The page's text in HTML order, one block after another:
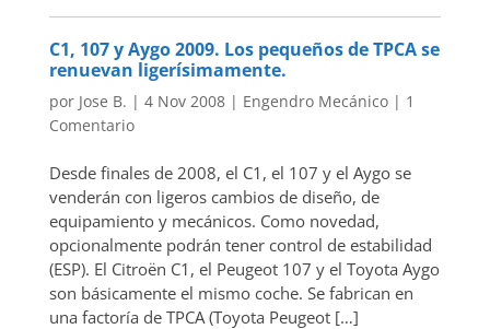
C1, 107 y Aygo 2009. Los pequeños de TPCA se
renuevan ligerísimamente.
por Jose B. | 4 Nov 2008| Engendro Mecánico| 1
Comentario
Desde finales de 2008, el C1, el 107 y el Aygo se
venderán con ligeros cambios de diseño, de
equipamiento y mecánicos. Como novedad,
opcionalmente podrán tener control de estabilidad
(ESP). El Citroën C1, el Peugeot 107 y el Toyota Aygo
son básicamente el mismo coche. Se fabrican en
una factoría de TPCA (Toyota Peugeot […]